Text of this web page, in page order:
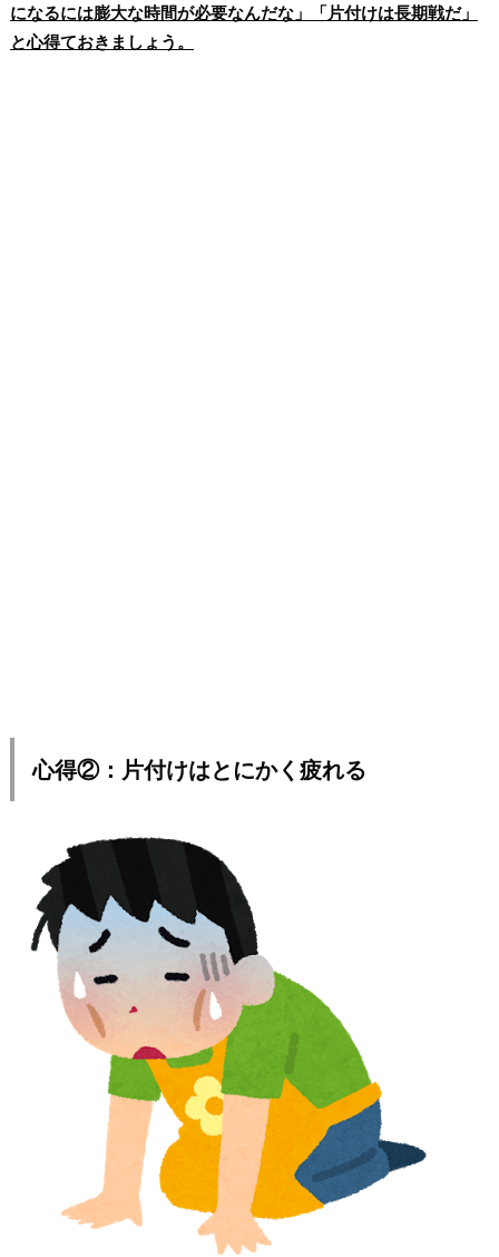
になるには膨大な時間が必要なんだな」「片付けは長期戦だ」
と心得ておきましょう。
心得②：片付けはとにかく疲れる